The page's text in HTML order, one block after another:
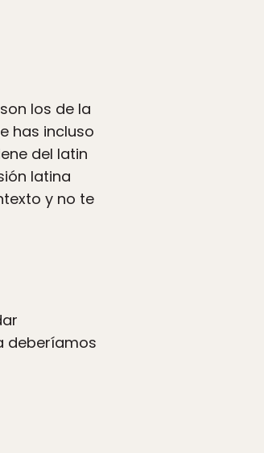
los de la
has incluso
del latin
latina
y no te
deberíamos